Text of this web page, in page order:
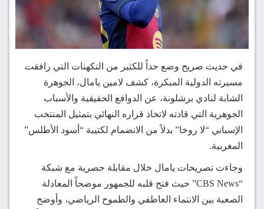
في حديث صريح وضع حداً للكثير من التكهنات التي رافقت
مسيرته الدولية المبكرة، كشف لامين يامال، الجوهرة
الشابة لنادي برشلونة، عن الدوافع الحقيقية والأسباب
الجوهرية التي قادته لاتخاذ قراره النهائي بتمثيل المنتخب
الإسباني “لا روخا” بدلاً من الانضمام لكتيبة “أسود الأطلس”
المغربية.
وجاءت تصريحات يامال خلال مقابلة حصرية مع شبكة
“CBS News” حيث فتح قلبه للجمهور موضحاً المعادلة
الصعبة بين الانتماء العاطفي والطموح الرياضي، وأوضح